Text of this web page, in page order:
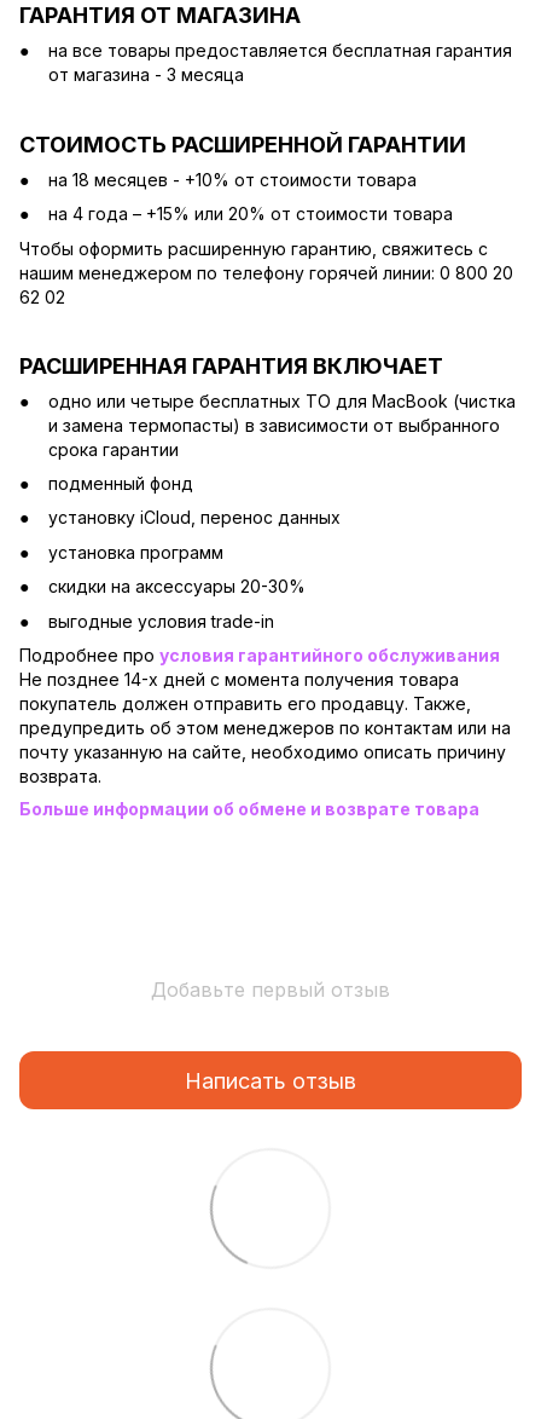
ГАРАНТИЯ ОТ МАГАЗИНА
на все товары предоставляется бесплатная гарантия
от магазина - 3 месяца
СТОИМОСТЬ РАСШИРЕННОЙ ГАРАНТИИ
на 18 месяцев - +10% от стоимости товара
на 4 года – +15% или 20% от стоимости товара
Чтобы оформить расширенную гарантию, свяжитесь с
нашим менеджером по телефону горячей линии: 0 800 20
62 02
РАСШИРЕННАЯ ГАРАНТИЯ ВКЛЮЧАЕТ
одно или четыре бесплатных ТО для MacBook (чистка
и замена термопасты) в зависимости от выбранного
срока гарантии
подменный фонд
установку iCloud, перенос данных
установка программ
скидки на аксессуары 20-30%
выгодные условия trade-in
Подробнее про условия гарантийного обслуживания
Не позднее 14-х дней с момента получения товара
покупатель должен отправить его продавцу. Также,
предупредить об этом менеджеров по контактам или на
почту указанную на сайте, необходимо описать причину
возврата.
Больше информации об обмене и возврате товара
Добавьте первый отзыв
Написать отзыв